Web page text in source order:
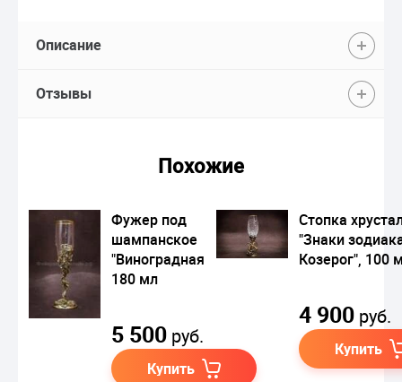
Описание
Отзывы
Похожие
Фужер под
шампанское
"Виноградная лоза",
180 мл
5 500 руб.
Купить
Стопка
"Знаки
Козерог", 100
4 900 руб.
Купить